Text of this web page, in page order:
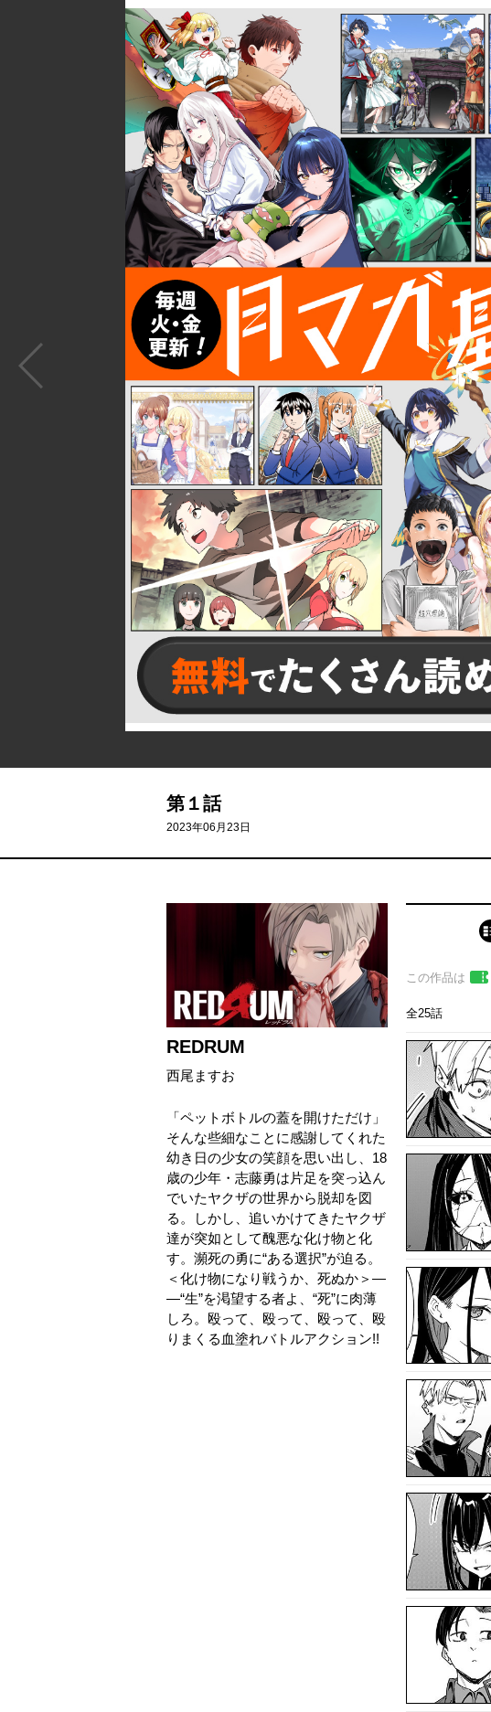
詳細ページへのリンク
第１話
2023年06月23日
REDRUM
西尾ますお
「ペットボトルの蓋を開けただけ」
そんな些細なことに感謝してくれた
幼き日の少女の笑顔を思い出し、18
歳の少年・志藤勇は片足を突っ込ん
でいたヤクザの世界から脱却を図
る。しかし、追いかけてきたヤクザ
達が突如として醜悪な化け物と化
す。瀕死の勇に“ある選択”が迫る。
＜化け物になり戦うか、死ぬか＞―
―“生”を渇望する者よ、“死”に肉薄
しろ。殴って、殴って、殴って、殴
りまくる血塗れバトルアクション!!
この作品は
全25話